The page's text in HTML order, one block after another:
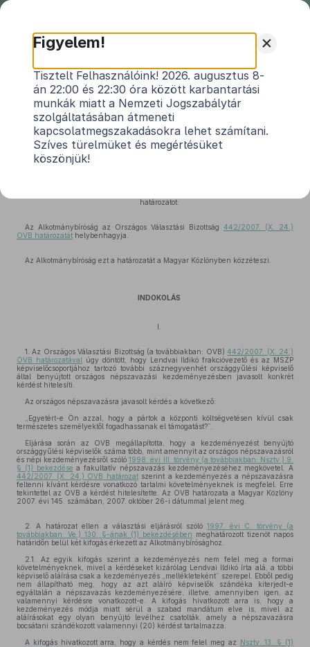
20/2008. (III. 12.) AB határozat
Hatályos: 2008. 03. 12. – 2013. 03. 31.
A MAGYAR KÖZTÁRSASÁG NEVÉBEN!
Az Alkotmánybíróság az Országos Választási Bizottságnak országos
határozatot:
Az Alkotmánybíróság az Országos Választási Bizottság 442/2007. (X. 24.)
OVB határozatát helybenhagyja.
Az Alkotmánybíróság ezt a határozatát a Magyar Közlönyben közzéteszi.
INDOKOLÁS
I.
1. Az Országos Választási Bizottság (a továbbiakban: OVB)442/2007. (X. 24.)
OVB határozatával úgy döntött, hogy Lendvai Ildikó frakcióvezető és az MSZP
képviselőcsoportjához tartozó további száznegyvenhét országgyűlési képviselő
által benyújtott országos népszavazási kezdeményezésben javasolt konkrét
kérdést hitelesíti.
Az országos népszavazásra javasolt kérdés a következő:
„Egyetért-e Ön azzal, hogy a pártok a központi költségvetésen kívül csak
természetes személyektől fogadhassanak el támogatást?”.
Eljárása során az OVB megállapította, hogy a kezdeményezést benyújtó
országgyűlési képviselők száma több, mint amennyit az országos népszavazásról
és népi kezdeményezésről szóló1998. évi III. törvény (a továbbiakban: Nsztv.) 9.
§ (1) bekezdése a fakultatív népszavazás kezdeményezéséhez megkövetel. A
442/2007. (X. 24.) OVB határozatszerint a kezdeményezés a népszavazásra
feltenni kívánt kérdésre vonatkozó tartalmi követelményeknek is megfelel. Erre
tekintettel az OVB a kérdést hitelesítette. Az OVB határozata a Magyar Közlöny
2007. évi 145. számában, 2007. október 26-i dátummal jelent meg.
2. A határozat ellen a választási eljárásról szóló1997. évi C. törvény (a
továbbiakban: Ve.) 130. §-ának (1) bekezdésében meghatározott tizenöt napos
határidőn belül két kifogás érkezett az Alkotmánybírósághoz.
2.1. Az egyik kifogás szerint a kezdeményezés nem felel meg a formai
követelményeknek, mivel a kérdéseket kizárólag Lendvai Ildikó írta alá, a többi
képviselő aláírása csak a kezdeményezés „mellékleteként” szerepel. Ebből pedig
nem állapítható meg, hogy az azt aláíró képviselők szándéka kiterjedt-e
egyáltalán a népszavazás kezdeményezésére, illetve, amennyiben igen, az
valamennyi kérdésre vonatkozott-e. A kifogás hivatkozott arra is, hogy a
kezdeményezés módja miatt sérül a szabad mandátum elve is, mivel az
aláírásokat egy olyan benyújtó levélhez csatolták, amely a népszavazásra
bocsátani szándékozott valamennyi (20) kérdést tartalmazza.
A kifogás hivatkozott arra, hogy a kérdés nem felel meg az Nsztv. 13. § (1)
+
Figyelem!
Tisztelt Felhasználóink! 2026. augusztus 8-
án 22:00 és 22:30 óra között karbantartási
munkák miatt a Nemzeti Jogszabálytár
szolgáltatásában átmeneti
kapcsolatmegszakadásokra lehet számítani.
Szíves türelmüket és megértésüket
köszönjük!